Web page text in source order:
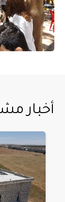
أخبار